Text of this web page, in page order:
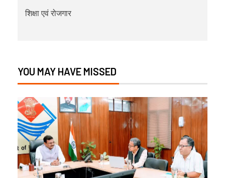
शिक्षा एवं रोजगार
YOU MAY HAVE MISSED